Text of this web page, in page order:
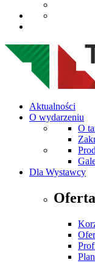
Aktualności
O wydarzeniu
O
Dla Wystawcy
Oferta